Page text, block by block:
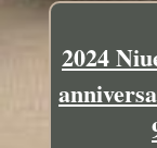
2024